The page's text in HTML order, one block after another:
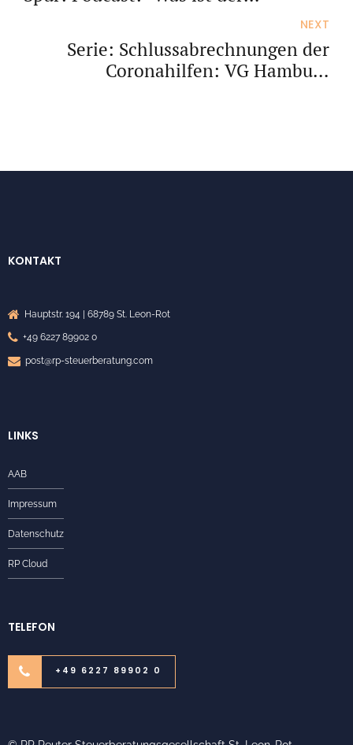
NEXT
Serie: Schlussabrechnungen der
Coronahilfen: VG Hamburg
KONTAKT
Hauptstr. 194 | 68789 St. Leon-Rot
+49 6227 89902 0
post@rp-steuerberatung.com
LINKS
AAB
Impressum
Datenschutz
RP Cloud
TELEFON
+49 6227 89902 0